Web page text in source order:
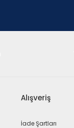
Alışveriş
İade Şartları